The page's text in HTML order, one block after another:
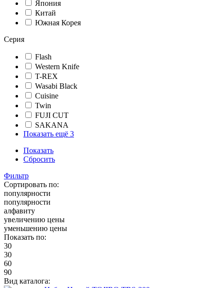
Япония
Китай
Южная Корея
Серия
Flash
Western Knife
T-REX
Wasabi Black
Cuisine
Twin
FUJI CUT
SAKANA
Показать ещё 3
Показать
Сбросить
Фильтр
Сортировать по:
популярности
популярности
алфавиту
увеличению цены
уменьшению цены
Показать по:
30
30
60
90
Вид каталога: